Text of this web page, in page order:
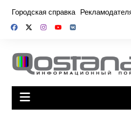
содержимому
Городская справка